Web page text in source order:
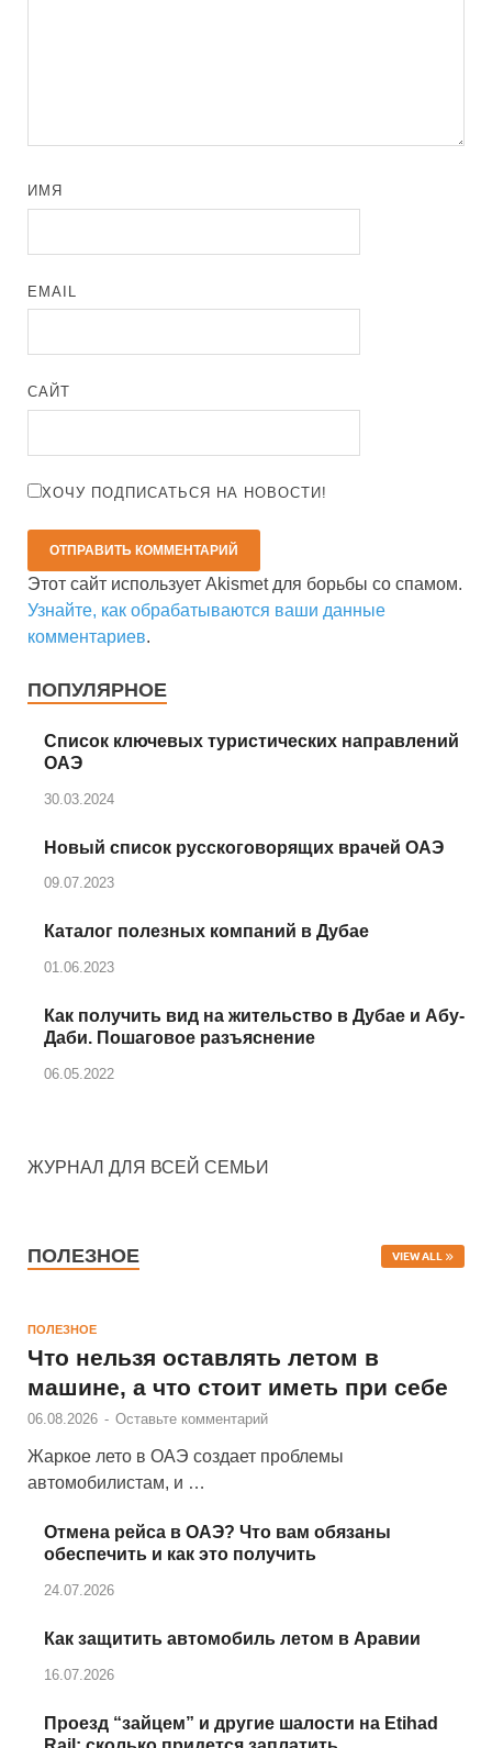
ИМЯ
EMAIL
САЙТ
ХОЧУ ПОДПИСАТЬСЯ НА НОВОСТИ!
Этот сайт использует Akismet для борьбы со спамом.
Узнайте, как обрабатываются ваши данные
комментариев.
ПОПУЛЯРНОЕ
Список ключевых туристических направлений
ОАЭ
30.03.2024
Новый список русскоговорящих врачей ОАЭ
09.07.2023
Каталог полезных компаний в Дубае
01.06.2023
Как получить вид на жительство в Дубае и Абу-
Даби. Пошаговое разъяснение
06.05.2022
ЖУРНАЛ ДЛЯ ВСЕЙ СЕМЬИ
ПОЛЕЗНОЕ VIEW ALL
ПОЛЕЗНОЕ
Что нельзя оставлять летом в
машине, а что стоит иметь при себе
06.08.2026 - Оставьте комментарий
Жаркое лето в ОАЭ создает проблемы
автомобилистам, и …
Отмена рейса в ОАЭ? Что вам обязаны
обеспечить и как это получить
24.07.2026
Как защитить автомобиль летом в Аравии
16.07.2026
Проезд “зайцем” и другие шалости на Etihad